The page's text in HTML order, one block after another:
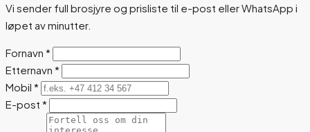
Vi sender full brosjyre og prisliste til e-post eller WhatsApp i
løpet av minutter.
Fornavn *
Etternavn *
Mobil *
E-post *